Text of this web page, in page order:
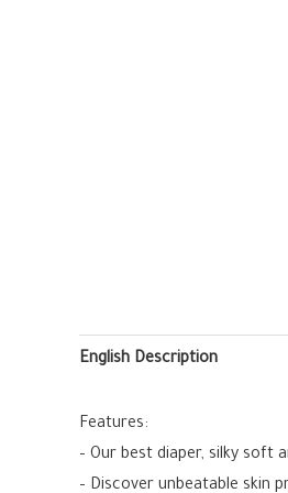
English Description
Features:
– Our best diaper, silky soft
– Discover unbeatable skin